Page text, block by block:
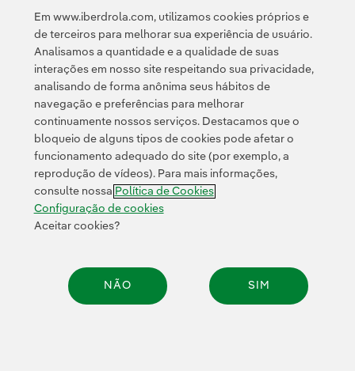
Acessibilidade Canal de denúncias
© 2026 Iberdrola, S.A. Todos os direitos reservados.
Em www.iberdrola.com, utilizamos cookies próprios e
de terceiros para melhorar sua experiência de usuário.
Analisamos a quantidade e a qualidade de suas
interações em nosso site respeitando sua privacidade,
analisando de forma anônima seus hábitos de
navegação e preferências para melhorar
continuamente nossos serviços. Destacamos que o
bloqueio de alguns tipos de cookies pode afetar o
funcionamento adequado do site (por exemplo, a
reprodução de vídeos). Para mais informações,
consulte nossa Política de Cookies
Configuração de cookies
Aceitar cookies?
NÃO SIM